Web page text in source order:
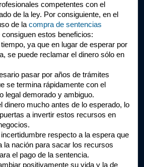
competentes con el
de la ley. Por consiguiente, en el
de la compra de sentencias
estos beneficios:
ya que en lugar de esperar por
se puede reclamar el dinero sólo en
pasar por años de trámites
se termina rápidamente con el
legal demorado y ambiguo.
dinero mucho antes de lo esperado, lo
a invertir estos recursos en
respecto a la espera que
la nación para sacar los recursos
el pago de la sentencia.
positivamente su vida y la de